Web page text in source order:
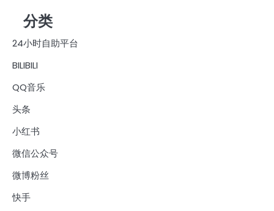
分类
24小时自助平台
BILIBILI
QQ音乐
头条
小红书
微信公众号
微博粉丝
快手